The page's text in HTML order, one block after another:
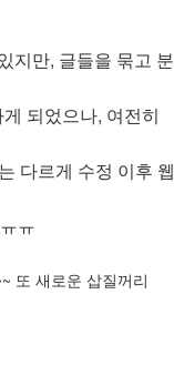
지만, 글들을 묶고 분
되었으나, 여전히
다르게 수정 이후 웹
ㅠ
또 새로운 삽질꺼리